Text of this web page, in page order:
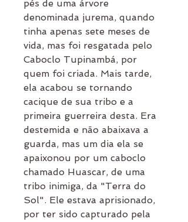
pés de uma árvore
denominada jurema, quando
tinha apenas sete meses de
vida, mas foi resgatada pelo
Caboclo Tupinambá, por
quem foi criada. Mais tarde,
ela acabou se tornando
cacique de sua tribo e a
primeira guerreira desta. Era
destemida e não abaixava a
guarda, mas um dia ela se
apaixonou por um caboclo
chamado Huascar, de uma
tribo inimiga, da "Terra do
Sol". Ele estava aprisionado,
por ter sido capturado pela